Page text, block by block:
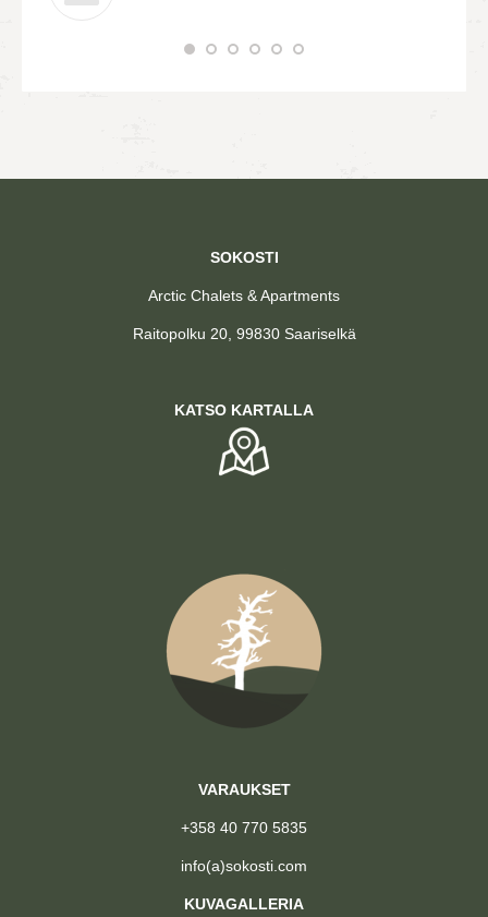
SOKOSTI
Arctic Chalets & Apartments
Raitopolku 20, 99830 Saariselkä
KATSO KARTALLA
VARAUKSET
+358 40 770 5835
info(a)sokosti.com
KUVAGALLERIA